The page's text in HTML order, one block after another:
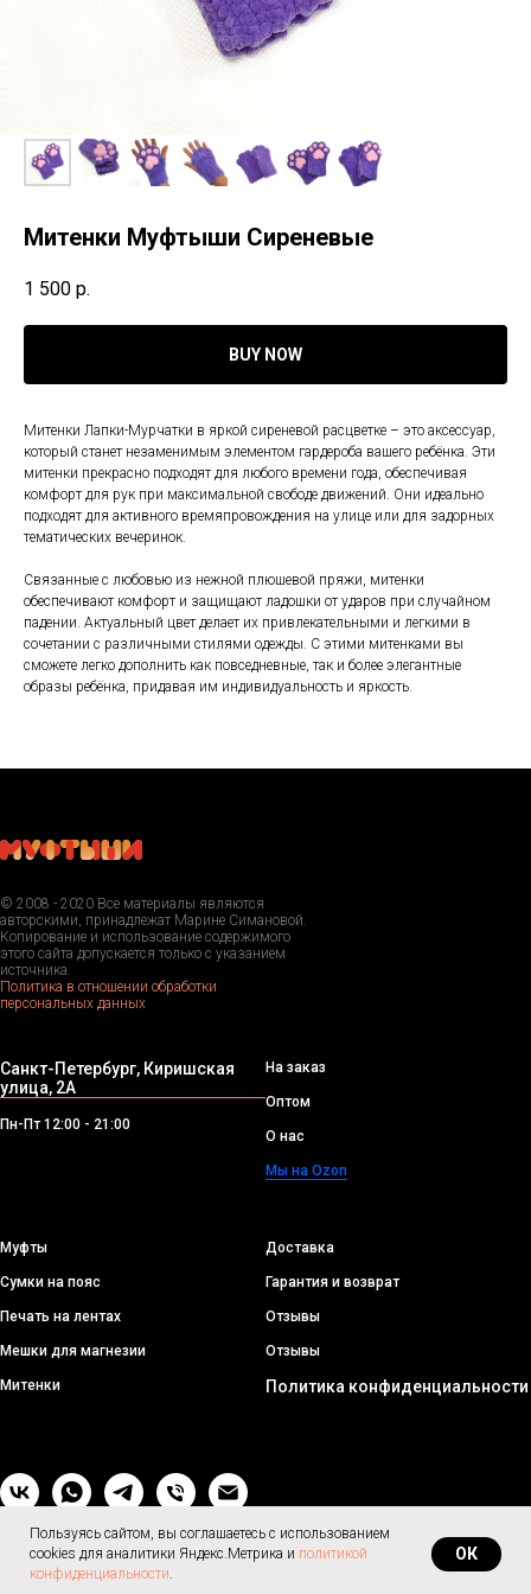
Митенки Муфтыши Сиреневые
1 500 р.
BUY NOW
Митенки Лапки-Мурчатки в яркой сиреневой расцветке – это аксессуар,
который станет незаменимым элементом гардероба вашего ребёнка. Эти
митенки прекрасно подходят для любого времени года, обеспечивая
комфорт для рук при максимальной свободе движений. Они идеально
подходят для активного времяпровождения на улице или для задорных
тематических вечеринок.
Связанные с любовью из нежной плюшевой пряжи, митенки
обеспечивают комфорт и защищают ладошки от ударов при случайном
падении. Актуальный цвет делает их привлекательными и легкими в
сочетании с различными стилями одежды. С этими митенками вы
сможете легко дополнить как повседневные, так и более элегантные
образы ребёнка, придавая им индивидуальность и яркость.
Пользуясь сайтом, вы соглашаетесь с использованием
cookies для аналитики Яндекс.Метрика и политикой
конфиденциальности.
ОК
© 2008 - 2020 Все материалы являются
авторскими, принадлежат Марине Симановой.
Копирование и использование содержимого
этого сайта допускается только с указанием
источника.
Политика в отношении обработки
персональных данных
Санкт-Петербург, Киришская
улица, 2А
Пн-Пт 12:00 - 21:00
На заказ
Оптом
О нас
Мы на Ozon
Муфты
Сумки на пояс
Печать на лентах
Мешки для магнезии
Митенки
Доставка
Гарантия и возврат
Отзывы
Отзывы
Политика конфиденциальности